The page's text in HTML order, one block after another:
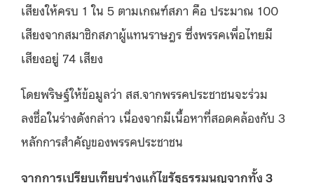
เสียงให้ครบ 1 ใน 5 ตามเกณฑ์สภา คือ ประมาณ 100
เสียงจากสมาชิกสภาผู้แทนราษฎร ซึ่งพรรคเพื่อไทยมี
เสียงอยู่ 74 เสียง
โดยพริษฐ์ให้ข้อมูลว่า สส.จากพรรคประชาชนจะร่วม
ลงชื่อในร่างดังกล่าว เนื่องจากมีเนื้อหาที่สอดคล้องกับ 3
หลักการสำคัญของพรรคประชาชน
จากการเปรียบเทียบร่างแก้ไขรัฐธรรมนูญจากทั้ง 3